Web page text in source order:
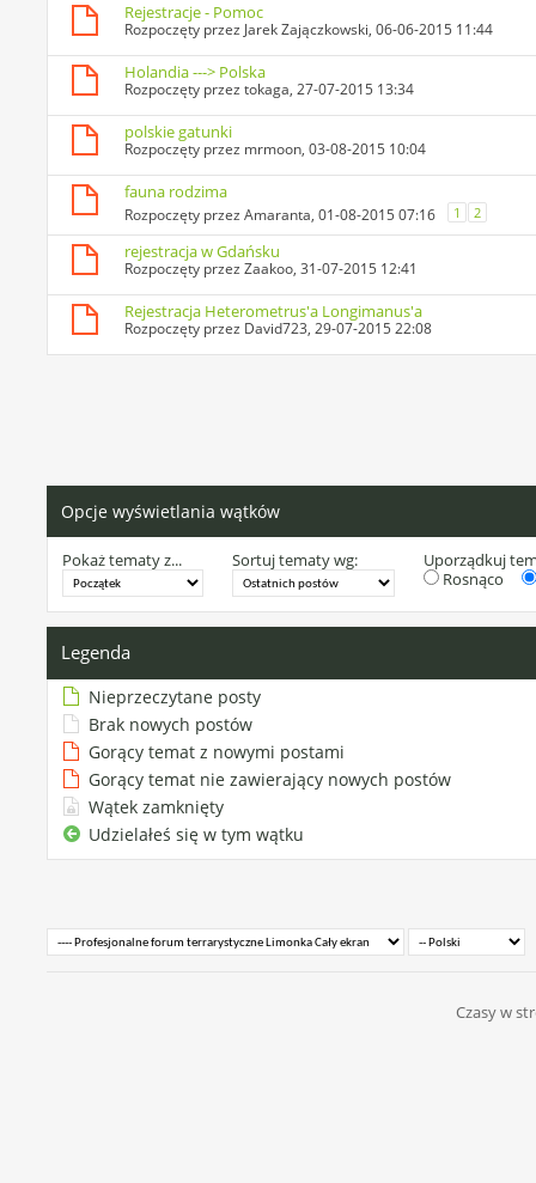
Rejestracje - Pomoc
Rozpoczęty przez Jarek Zajączkowski, 06-06-2015 11:44
Holandia ---> Polska
Rozpoczęty przeztokaga, 27-07-2015 13:34
polskie gatunki
Rozpoczęty przez mrmoon, 03-08-2015 10:04
fauna rodzima
Rozpoczęty przezAmaranta, 01-08-2015 07:16 1 2
rejestracja w Gdańsku
Rozpoczęty przezZaakoo, 31-07-2015 12:41
Rejestracja Heterometrus'a Longimanus'a
Rozpoczęty przez David723, 29-07-2015 22:08
Opcje wyświetlania wątków
Pokaż tematy z... Sortuj tematy wg:
Uporządkuj
Rosnąco
Legenda
Nieprzeczytane posty
Brak nowych postów
Gorący temat z nowymi postami
Gorący temat nie zawierający nowych postów
Wątek zamknięty
Udzielałeś się w tym wątku
Czasy w